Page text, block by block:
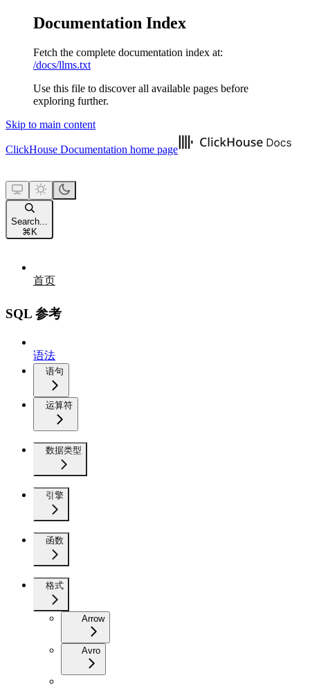
Documentation Index
Fetch the complete documentation index at:
/docs/llms.txt
Use this file to discover all available pages before
exploring further.
Skip to main content
ClickHouse Documentation home page
Search...
⌘ K
首页
SQL 参考
语法
语句
运算符
数据类型
引擎
函数
格式
Arrow
Avro